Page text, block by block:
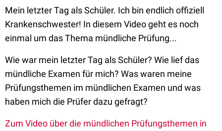
Mein letzter Tag als Schüler. Ich bin endlich offiziell
Krankenschwester! In diesem Video geht es noch
einmal um das Thema mündliche Prüfung...
Wie war mein letzter Tag als Schüler? Wie lief das
mündliche Examen für mich? Was waren meine
Prüfungsthemen im mündlichen Examen und was
haben mich die Prüfer dazu gefragt?
Zum Video über die mündlichen Prüfungsthemen in